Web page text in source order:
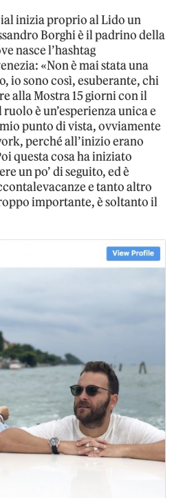
inizia proprio al Lido un
Borghi è il padrino della
nasce l’hashtag
«Non è mai stata una
io sono così, esuberante, chi
alla Mostra 15 giorni con il
è un’esperienza unica e
punto di vista, ovviamente
perché all’inizio erano
questa cosa ha iniziato
un po’ di seguito, ed è
e tanto altro
importante, è soltanto il